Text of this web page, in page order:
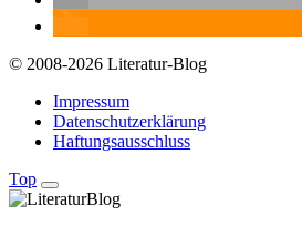
© 2008-2026 Literatur-Blog
Impressum
Datenschutzerklärung
Haftungsausschluss
Top